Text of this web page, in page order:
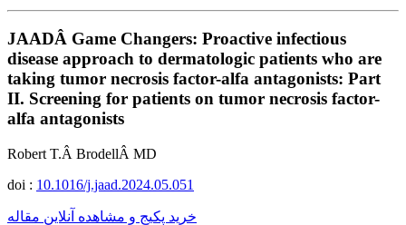
JAADÂ Game Changers: Proactive infectious
disease approach to dermatologic patients who are
taking tumor necrosis factor-alfa antagonists: Part
II. Screening for patients on tumor necrosis factor-
alfa antagonists
Robert T.Â BrodellÂ MD
doi : 10.1016/j.jaad.2024.05.051
خرید پکیج و مشاهده آنلاین مقاله